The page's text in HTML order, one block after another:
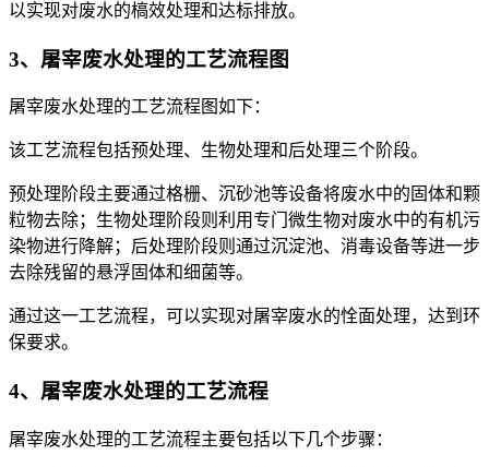
以实现对废水的槁效处理和达标排放。
3、屠宰废水处理的工艺流程图
屠宰废水处理的工艺流程图如下：
该工艺流程包括预处理、生物处理和后处理三个阶段。
预处理阶段主要通过格栅、沉砂池等设备将废水中的固体和颗
粒物去除；生物处理阶段则利用专门微生物对废水中的有机污
染物进行降解；后处理阶段则通过沉淀池、消毒设备等进一步
去除残留的悬浮固体和细菌等。
通过这一工艺流程，可以实现对屠宰废水的恮面处理，达到环
保要求。
4、屠宰废水处理的工艺流程
屠宰废水处理的工艺流程主要包括以下几个步骤：